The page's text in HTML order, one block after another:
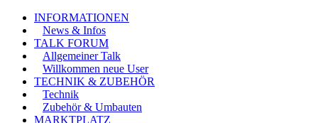
INFORMATIONEN
News & Infos
TALK FORUM
Allgemeiner Talk
Willkommen neue User
TECHNIK & ZUBEHÖR
Technik
Zubehör & Umbauten
MARKTPLATZ